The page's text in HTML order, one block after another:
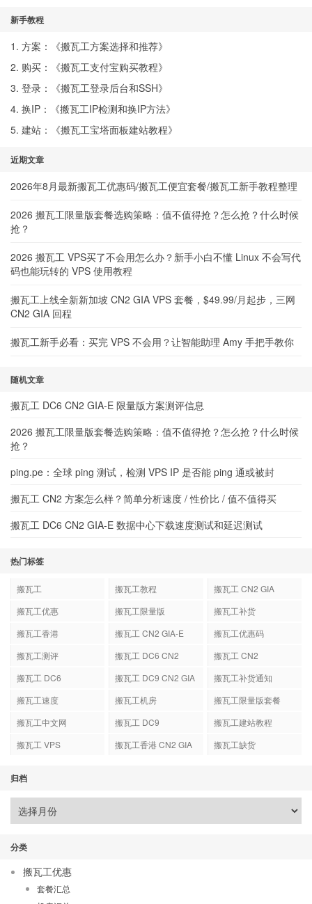
新手教程
1. 方案：《搬瓦工方案选择和推荐》
2. 购买：《搬瓦工支付宝购买教程》
3. 登录：《搬瓦工登录后台和SSH》
4. 换IP：《搬瓦工IP检测和换IP方法》
5. 建站：《搬瓦工宝塔面板建站教程》
近期文章
2026年8月最新搬瓦工优惠码/搬瓦工便宜套餐/搬瓦工新手教程整理
2026 搬瓦工限量版套餐选购策略：值不值得抢？怎么抢？什么时候
抢？
2026 搬瓦工 VPS买了不会用怎么办？新手小白不懂 Linux 不会写代
码也能玩转的 VPS 使用教程
搬瓦工上线全新新加坡 CN2 GIA VPS 套餐，$49.99/月起步，三网
CN2 GIA 回程
搬瓦工新手必看：买完 VPS 不会用？让智能助理 Amy 手把手教你
随机文章
搬瓦工 DC6 CN2 GIA-E 限量版方案测评信息
2026 搬瓦工限量版套餐选购策略：值不值得抢？怎么抢？什么时候
抢？
ping.pe：全球 ping 测试，检测 VPS IP 是否能 ping 通或被封
搬瓦工 CN2 方案怎么样？简单分析速度 / 性价比 / 值不值得买
搬瓦工 DC6 CN2 GIA-E 数据中心下载速度测试和延迟测试
热门标签
搬瓦工 搬瓦工教程
搬瓦工 CN2 GIA
搬瓦工优惠
搬瓦工限量版
搬瓦工补货
搬瓦工香港
搬瓦工 CN2 GIA-E
搬瓦工优惠码
搬瓦工测评
搬瓦工 DC6 CN2
搬瓦工 CN2
搬瓦工 DC6
搬瓦工 DC9 CN2 GIA
搬瓦工补货通知
搬瓦工速度
搬瓦工机房
搬瓦工限量版套餐
搬瓦工中文网
搬瓦工 DC9
搬瓦工建站教程
搬瓦工 VPS
搬瓦工香港 CN2 GIA 搬瓦工缺货
归档
分类
搬瓦工优惠
套餐汇总